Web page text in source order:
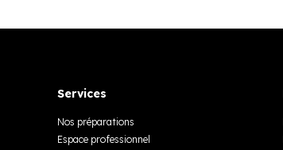
Services
Nos préparations
Espace professionnel